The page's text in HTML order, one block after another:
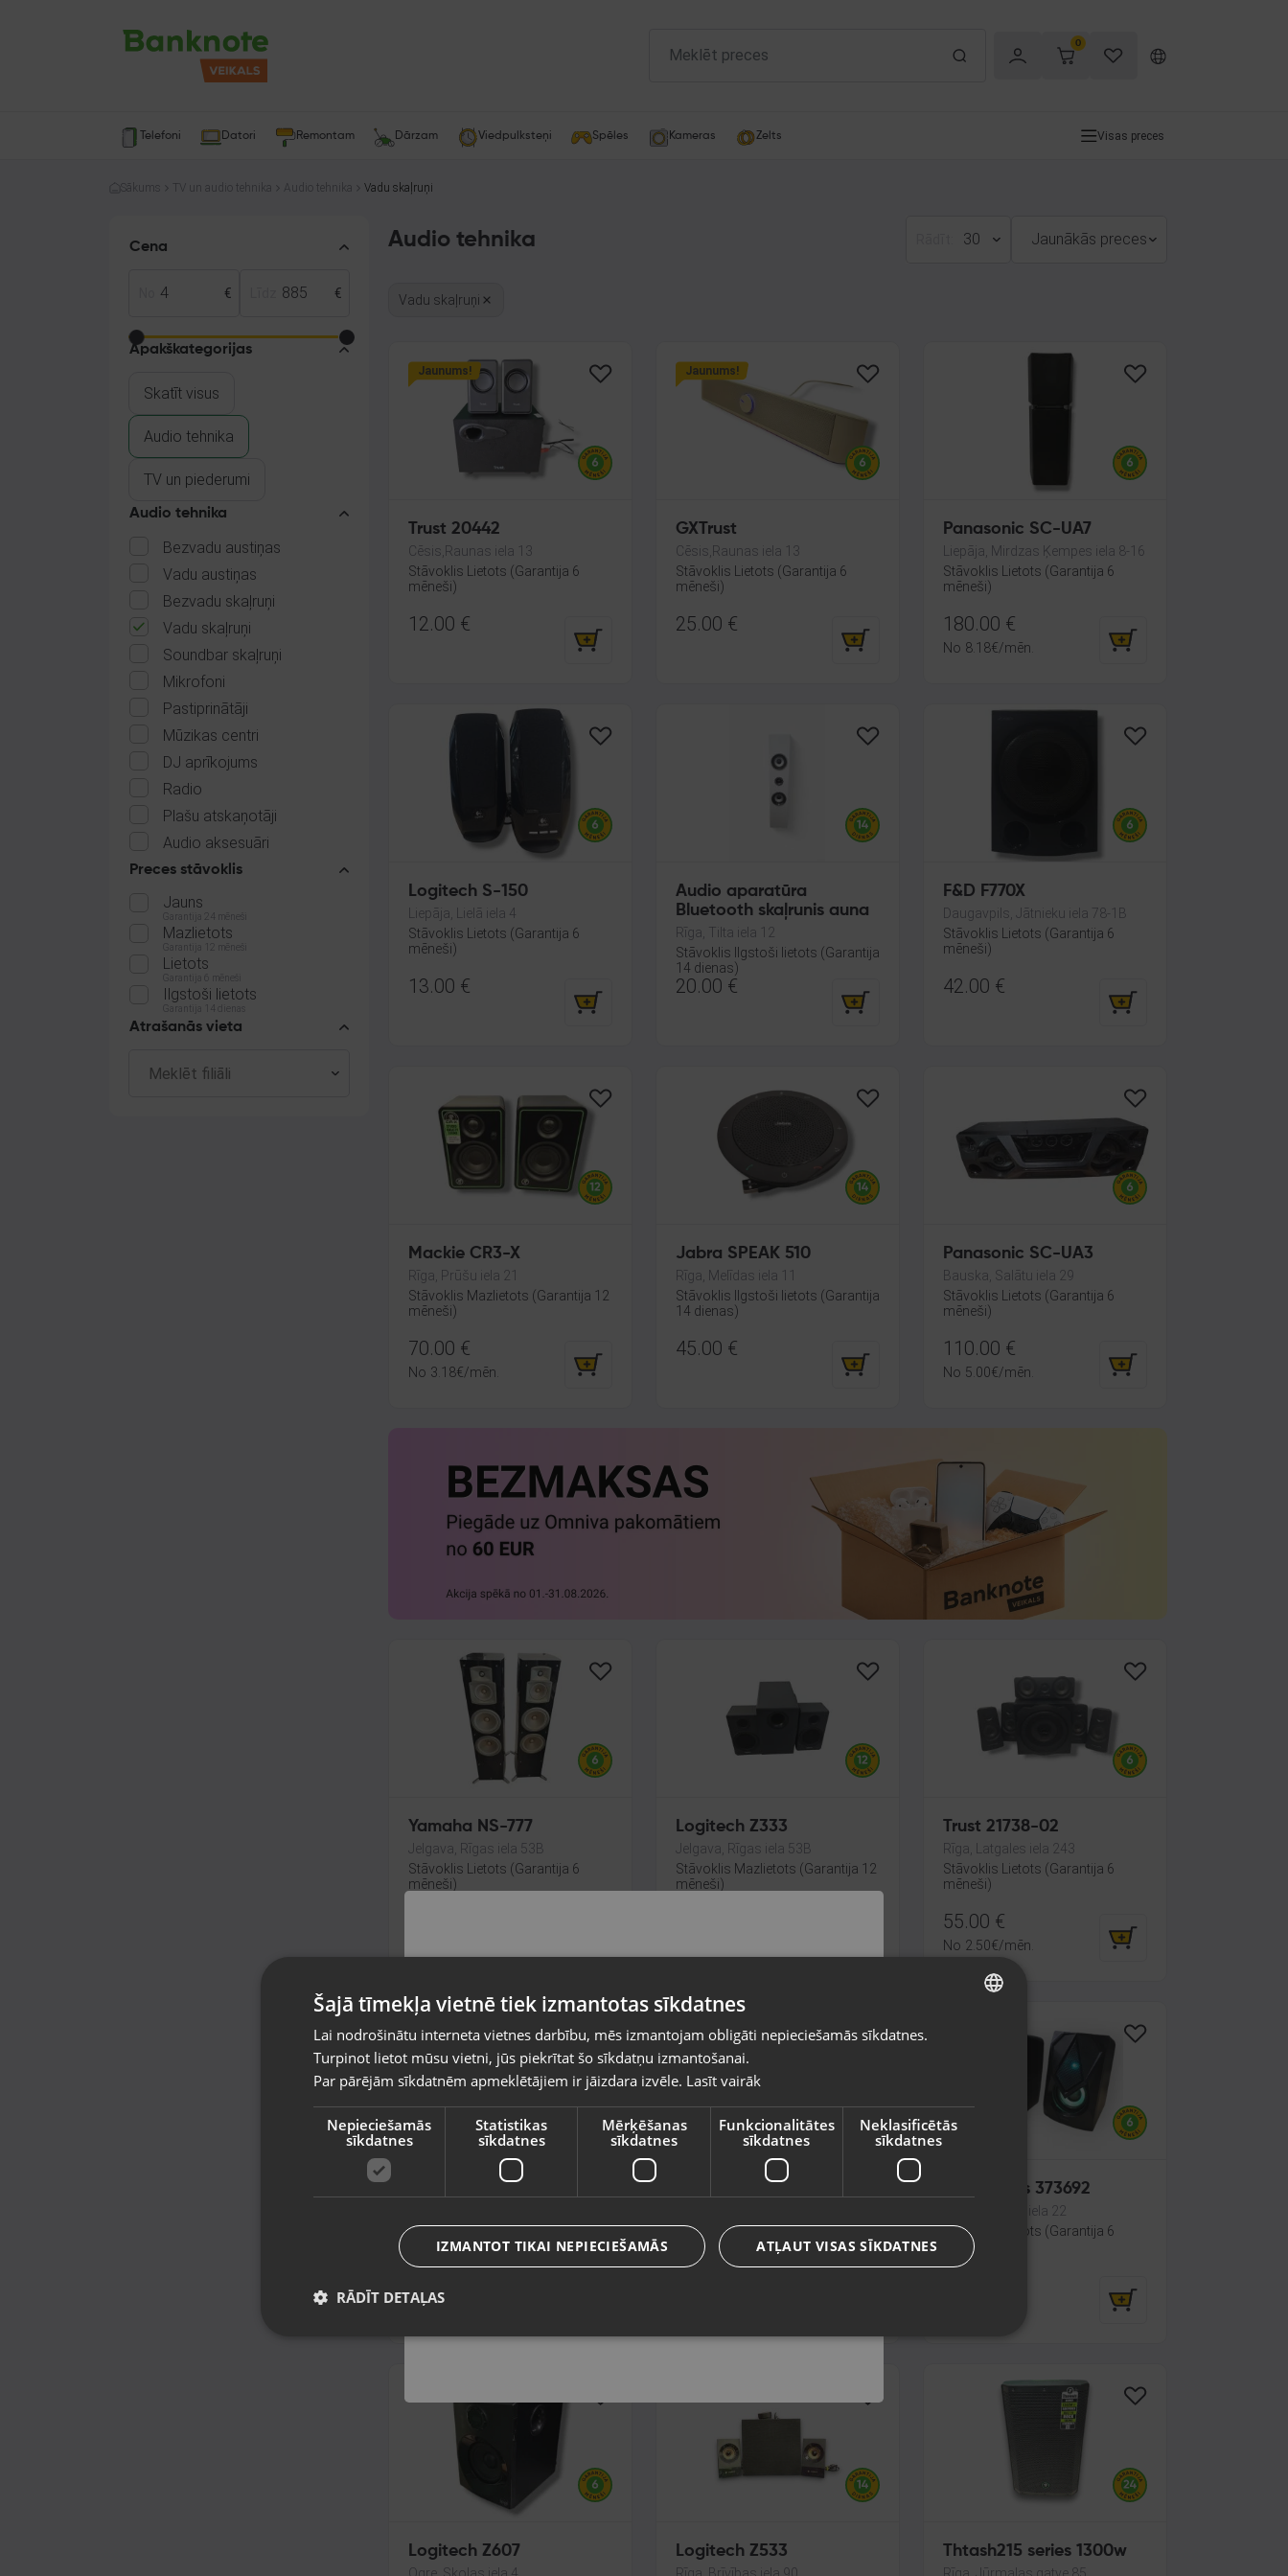
0
Telefoni Datori Remontam Dārzam Viedpulksteņi Spēles Kameras Zelts Visas preces
Sākums TV un audio tehnika Audio tehnika Vadu skaļruņi
Cena
€ €
Apakškategorijas
Skatīt visus
Audio tehnika
TV un piederumi
Audio tehnika
Bezvadu austiņas
Vadu austiņas
Bezvadu skaļruņi
Vadu skaļruņi
Soundbar skaļruņi
Mikrofoni
Pastiprinātāji
Mūzikas centri
DJ aprīkojums
Radio
Plašu atskaņotāji
Audio aksesuāri
Preces stāvoklis
Jauns
Garantija 24 mēneši
Mazlietots
Garantija 12 mēneši
Lietots
Garantija 6 mēneši
Ilgstoši lietots
Garantija 14 dienas
Atrašanās vieta
Audio tehnika 30 Jaunākās preces
Vadu skaļruņi
Jaunums!
Trust 20442
Cēsis,Raunas iela 13
Stāvoklis Lietots (Garantija 6
mēneši)
12.00 €
Jaunums!
GXTrust
Cēsis,Raunas iela 13
Stāvoklis Lietots (Garantija 6
mēneši)
25.00 €
Panasonic SC-UA7
Liepāja, Mirdzas Ķempes iela 8-16
Stāvoklis Lietots (Garantija 6
mēneši)
180.00 €
No 8.18€/mēn.
Logitech S-150
Liepāja, Lielā iela 4
Stāvoklis Lietots (Garantija 6
mēneši)
13.00 €
Audio aparatūra
Bluetooth skaļrunis auna
Rīga, Tilta iela 12
Stāvoklis Ilgstoši lietots (Garantija
14 dienas)
20.00 €
F&D F770X
Daugavpils, Jātnieku iela 78-1B
Stāvoklis Lietots (Garantija 6
mēneši)
42.00 €
Mackie CR3-X
Rīga, Prūšu iela 21
Stāvoklis Mazlietots (Garantija 12
mēneši)
70.00 €
No 3.18€/mēn.
Jabra SPEAK 510
Rīga, Melīdas iela 11
Stāvoklis Ilgstoši lietots (Garantija
14 dienas)
45.00 €
Panasonic SC-UA3
Bauska, Salātu iela 29
Stāvoklis Lietots (Garantija 6
mēneši)
110.00 €
No 5.00€/mēn.
Yamaha NS-777
Jelgava, Rīgas iela 53B
Stāvoklis Lietots (Garantija 6
mēneši)
Logitech Z333
Jelgava, Rīgas iela 53B
Stāvoklis Mazlietots (Garantija 12
mēneši)
Trust 21738-02
Rīga, Latgales iela 243
Stāvoklis Lietots (Garantija 6
mēneši)
55.00 €
No 2.50€/mēn.
Stāvoklis Lietots (Garantija 6
mēneši)
Stāvoklis Lietots (Garantija 6
mēneši)
Goodmans 373692
Rīga, Melnsila iela 22
Stāvoklis Lietots (Garantija 6
mēneši)
Logitech Z607 Logitech Z533 Thtash215 series 1300w
valsti
Vietnes saturs būs attēlots izvēlētajā valodā
Valsts
Valoda
Latviešu / Latvian
Šajā tīmekļa vietnē tiek izmantotas sīkdatnes
Lai nodrošinātu interneta vietnes darbību, mēs izmantojam obligāti nepieciešamās sīkdatnes.
Turpinot lietot mūsu vietni, jūs piekrītat šo sīkdatņu izmantošanai.
Par pārējām sīkdatnēm apmeklētājiem ir jāizdara izvēle. Lasīt vairāk
Nepieciešamās
sīkdatnes
Statistikas
sīkdatnes
Mērķēšanas
sīkdatnes
Funkcionalitātes
sīkdatnes
Neklasificētās
sīkdatnes
ATĻAUT VISAS SĪKDATNES
IZMANTOT TIKAI NEPIECIEŠAMĀS
RĀDĪT DETAĻAS